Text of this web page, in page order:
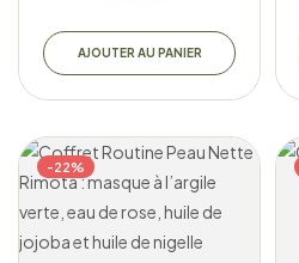
AJOUTER AU PANIER
-22%